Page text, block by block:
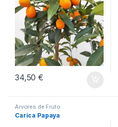
34,50€
Árvores de Fruto
Carica Papaya